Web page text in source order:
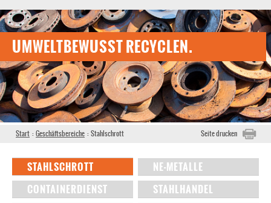
UMWELTBEWUSST RECYCLEN.
Seite drucken
Start : Geschäftsbereiche : Stahlschrott
STAHLSCHROTT
NE-METALLE
CONTAINERDIENST
STAHLHANDEL